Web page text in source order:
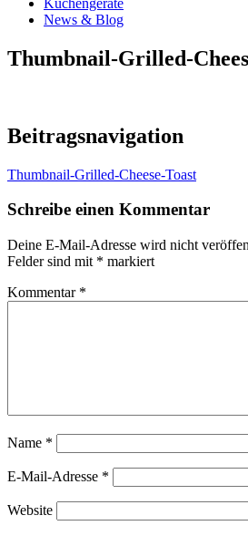
Küchengeräte
News & Blog
Thumbnail-Grilled-
Beitragsnavigation
Thumbnail-Grilled-Cheese-Toast
Schreibe einen Kommentar
Deine E-Mail-Adresse wird nicht
Felder sind mit * markiert
Kommentar *
Name *
E-Mail-Adresse *
Website